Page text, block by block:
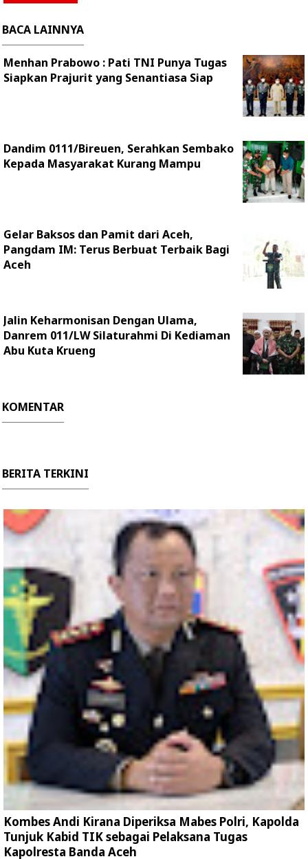
BACA LAINNYA
Menhan Prabowo : Pati TNI Punya Tugas
Siapkan Prajurit yang Senantiasa Siap
Dandim 0111/Bireuen, Serahkan Sembako
Kepada Masyarakat Kurang Mampu
Gelar Baksos dan Pamit dari Aceh,
Pangdam IM: Terus Berbuat Terbaik Bagi
Aceh
Jalin Keharmonisan Dengan Ulama,
Danrem 011/LW Silaturahmi Di Kediaman
Abu Kuta Krueng
KOMENTAR
BERITA TERKINI
Kombes Andi Kirana Diperiksa Mabes Polri, Kapolda
Tunjuk Kabid TIK sebagai Pelaksana Tugas
Kapolresta Banda Aceh